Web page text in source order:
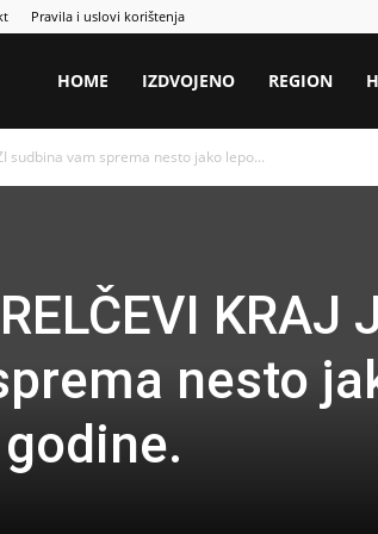
Pravila i uslovi korištenja
HOME IZDVOJENO REGION
sudbina vam sprema nesto jako lepo...
KRAJ
nesto